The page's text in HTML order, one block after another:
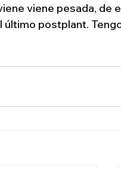
viene pesada, de
último postplant.